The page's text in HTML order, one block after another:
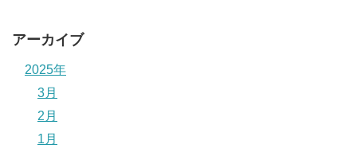
アーカイブ
2025年
3月
2月
1月